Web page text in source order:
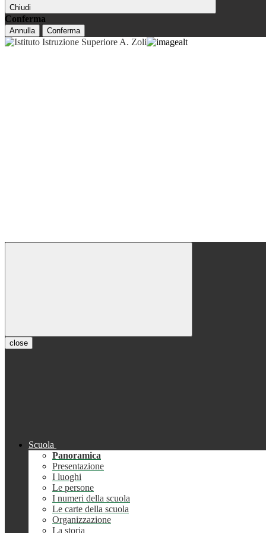
Chiudi
Conferma
Annulla Conferma
close
Scuola
Panoramica
Presentazione
I luoghi
Le persone
I numeri della scuola
Le carte della scuola
Organizzazione
La storia